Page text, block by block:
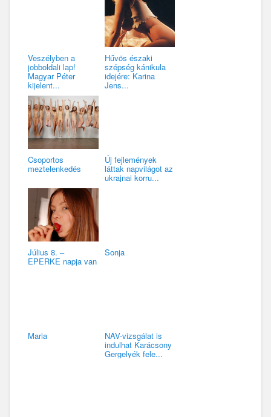
Veszélyben a
jobboldali lap!
Magyar Péter
kijelent...
Hűvös északi
szépség kánikula
idejére: Karina
Jens...
Csoportos
meztelenkedés
Új fejlemények
láttak napvilágot az
ukrajnai korru...
Július 8. –
EPERKE napja van
Sonja
Maria NAV-vizsgálat is
indulhat Karácsony
Gergelyék fele...